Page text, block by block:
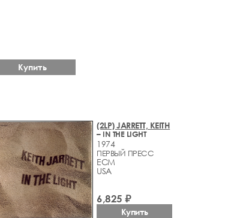
Купить
(2LP) JARRETT, KEITH
– IN THE LIGHT
1974
ПЕРВЫЙ ПРЕСС
ECM
USA
6,825 ₽
Купить